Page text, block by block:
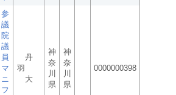
参
議
院
議
員
マ
ニ
フ
丹
羽
大
神
奈
川
県
神
奈
川
県
0000000398